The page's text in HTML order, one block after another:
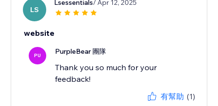
LS
Lsessentials/ Apr 12, 2025
website
PU PurpleBear 團隊
Thank you so much for your
feedback!
有幫助 (1)